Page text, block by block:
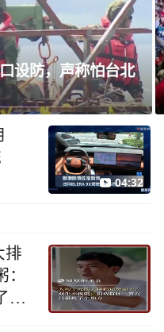
本是逆风局，没想
04:32
排
个